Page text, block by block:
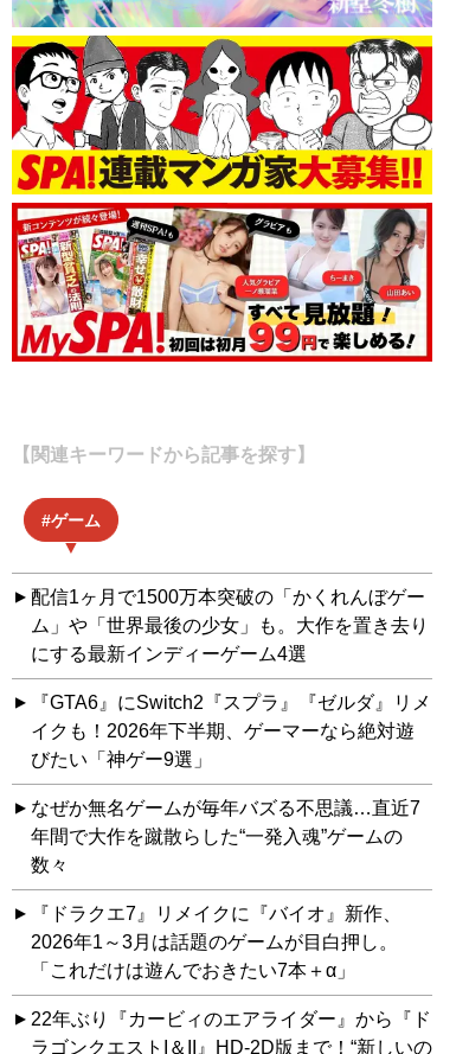
【関連キーワードから記事を探す】
ゲーム
配信1ヶ月で1500万本突破の「かくれんぼゲー
ム」や「世界最後の少女」も。大作を置き去り
にする最新インディーゲーム4選
『GTA6』にSwitch2『スプラ』『ゼルダ』リメ
イクも！2026年下半期、ゲーマーなら絶対遊
びたい「神ゲー9選」
なぜか無名ゲームが毎年バズる不思議…直近7
年間で大作を蹴散らした“一発入魂”ゲームの
数々
『ドラクエ7』リメイクに『バイオ』新作、
2026年1～3月は話題のゲームが目白押し。
「これだけは遊んでおきたい7本＋α」
22年ぶり『カービィのエアライダー』から『ド
ラゴンクエストI＆II』HD-2D版まで！“新しいの